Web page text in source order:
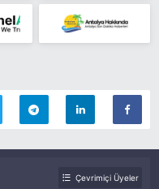
Çevrimiçi Üyeler